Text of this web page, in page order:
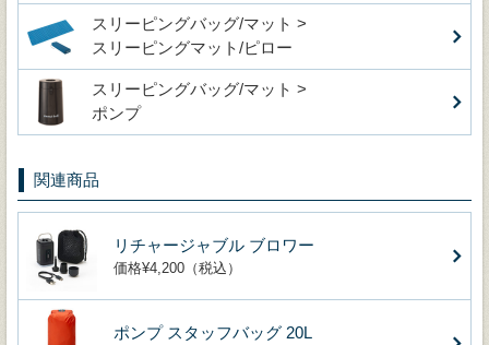
スリーピングバッグ/マット >
スリーピングマット/ピロー
スリーピングバッグ/マット >
ポンプ
関連商品
リチャージャブル ブロワー
価格¥4,200（税込）
ポンプ スタッフバッグ 20L